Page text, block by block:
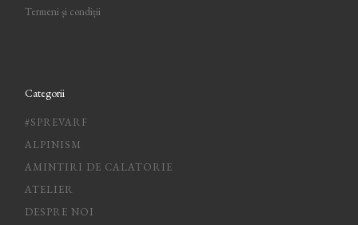
Termeni și condiții
Categorii
#SPREVARF
ALPINISM
AMINTIRI DE CALATORIE
ATELIER
DESPRE NOI